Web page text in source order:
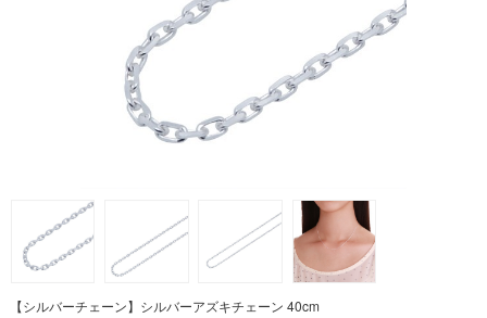
【シルバーチェーン】シルバーアズキチェーン 40cm